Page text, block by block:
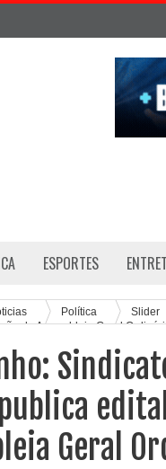
ESPORTES
Política Slider
de Assembleia Geral
Geral